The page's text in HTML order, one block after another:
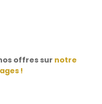
offres sur notre
!